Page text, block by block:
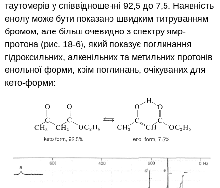
таутомерів у співвідношенні 92,5 до 7,5. Наявність
енолу може бути показано швидким титруванням
бромом, але більш очевидно з спектру ямр-
протона (рис. 18-6), який показує поглинання
гідроксильних, алкенільних та метильних протонів
енольної форми, крім поглинань, очікуваних для
кето-форми: